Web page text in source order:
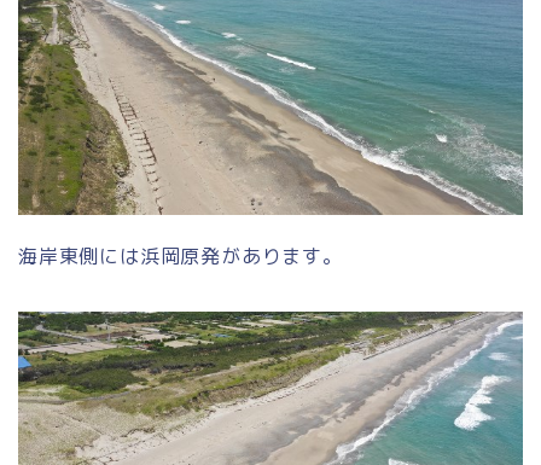
海岸東側には浜岡原発があります。